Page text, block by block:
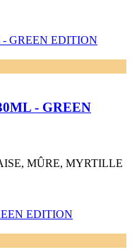
- GREEN
MÛRE, MYRTILLE